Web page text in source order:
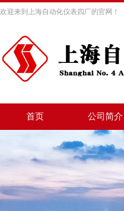
欢迎来到上海自动化仪表四厂的官网！
首页 公司简介